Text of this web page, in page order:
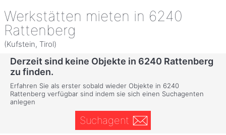
Werkstätten mieten in 6240
Rattenberg
(Kufstein, Tirol)
Derzeit sind keine Objekte in 6240 Rattenberg
zu finden.
Erfahren Sie als erster sobald wieder Objekte in 6240
Rattenberg verfügbar sind indem sie sich einen Suchagenten
anlegen
Suchagent